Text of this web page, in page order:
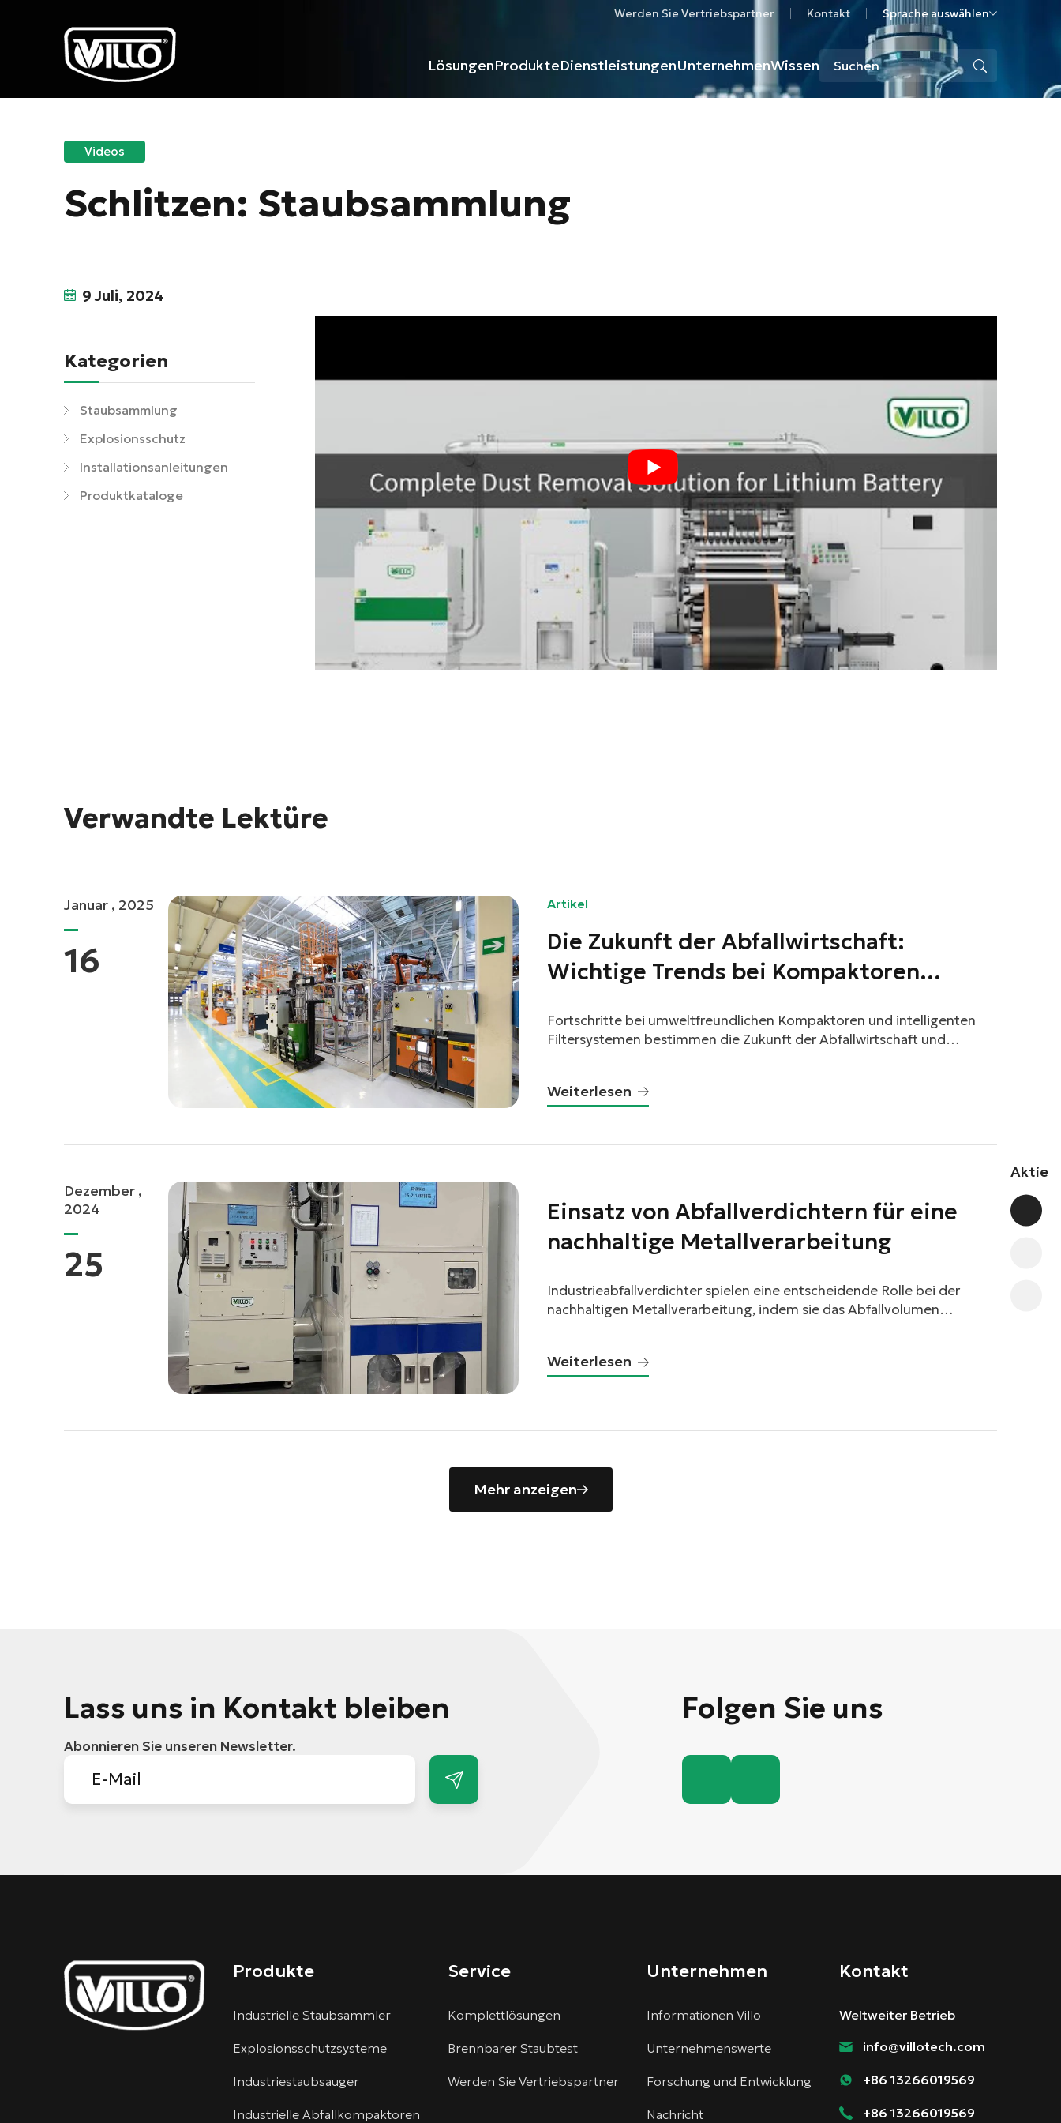
Werden Sie Vertriebspartner Kontakt Sprache auswählen
LösungenProdukteDienstleistungenUnternehmenWissen
Videos
Schlitzen: Staubsammlung
9 Juli, 2024
Kategorien
Staubsammlung
Explosionsschutz
Installationsanleitungen
Produktkataloge
Aktie
linkedin
facebook
twitter
Verwandte Lektüre
Januar , 2025
16
Artikel
Die Zukunft der Abfallwirtschaft:
Wichtige Trends bei Kompaktoren
Fortschritte bei umweltfreundlichen Kompaktoren und intelligenten
Filtersystemen bestimmen die Zukunft der Abfallwirtschaft und
Weiterlesen
Dezember ,
2024
25
Einsatz von Abfallverdichtern für eine
nachhaltige Metallverarbeitung
Industrieabfallverdichter spielen eine entscheidende Rolle bei der
nachhaltigen Metallverarbeitung, indem sie das Abfallvolumen
Weiterlesen
Mehr anzeigen
Lass uns in Kontakt bleiben
Abonnieren Sie unseren Newsletter.
Folgen Sie uns
Produkte
Industrielle Staubsammler
Explosionsschutzsysteme
Industriestaubsauger
Industrielle Abfallkompaktoren
Service
Komplettlösungen
Brennbarer Staubtest
Werden Sie Vertriebspartner
Unternehmen
Informationen Villo
Unternehmenswerte
Forschung und Entwicklung
Nachricht
Kontakt
Weltweiter Betrieb
info@villotech.com
+86 13266019569
+86 13266019569